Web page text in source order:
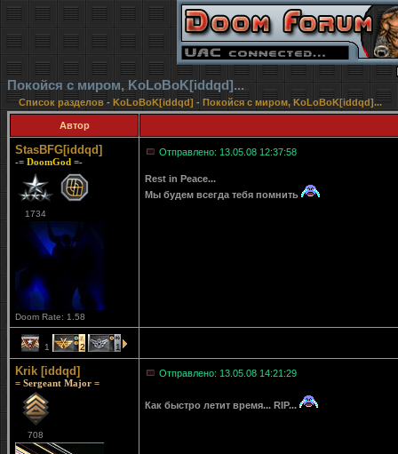
Покойся с миром, KoLoBoK[iddqd]...
Список разделов- KoLoBoK[iddqd] - Покойся с миром, KoLoBoK[iddqd]...
Автор
StasBFG[iddqd]
-= DoomGod =-
1734
Doom Rate: 1.58
Отправлено: 13.05.08 12:37:58
Rest in Peace...
Мы будем всегда тебя помнить
1 2 1
Krik [iddqd]
= Sergeant Major =
708
Отправлено: 13.05.08 14:21:29
Как быстро летит время... RIP...